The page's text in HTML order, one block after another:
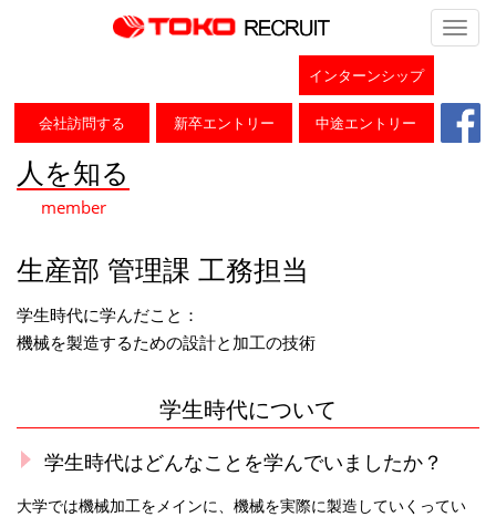
インターンシップ
会社訪問する 新卒エントリー 中途エントリー
ホーム ＞ 人を知る 生産部管理課
人を知る
member
生産部 管理課 工務担当
学生時代に学んだこと：
機械を製造するための設計と加工の技術
学生時代について
学生時代はどんなことを学んでいましたか？
大学では機械加工をメインに、機械を実際に製造していくってい